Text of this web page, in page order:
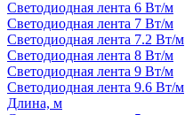
Светодиодная лента 6 Вт/м
Светодиодная лента 7 Вт/м
Светодиодная лента 7.2 Вт/м
Светодиодная лента 8 Вт/м
Светодиодная лента 9 Вт/м
Светодиодная лента 9.6 Вт/м
Длина, м